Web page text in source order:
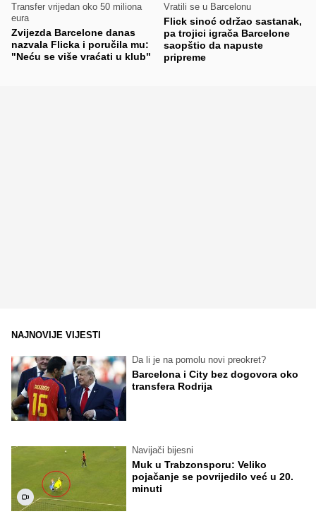
Transfer vrijedan oko 50 miliona
eura
Zvijezda Barcelone danas
nazvala Flicka i poručila mu:
"Neću se više vraćati u klub"
Vratili se u Barcelonu
Flick sinoć održao sastanak,
pa trojici igrača Barcelone
saopštio da napuste
pripreme
NAJNOVIJE VIJESTI
Da li je na pomolu novi preokret?
Barcelona i City bez dogovora oko
transfera Rodrija
Navijači bijesni
Muk u Trabzonsporu: Veliko
pojačanje se povrijedilo već u 20.
minuti